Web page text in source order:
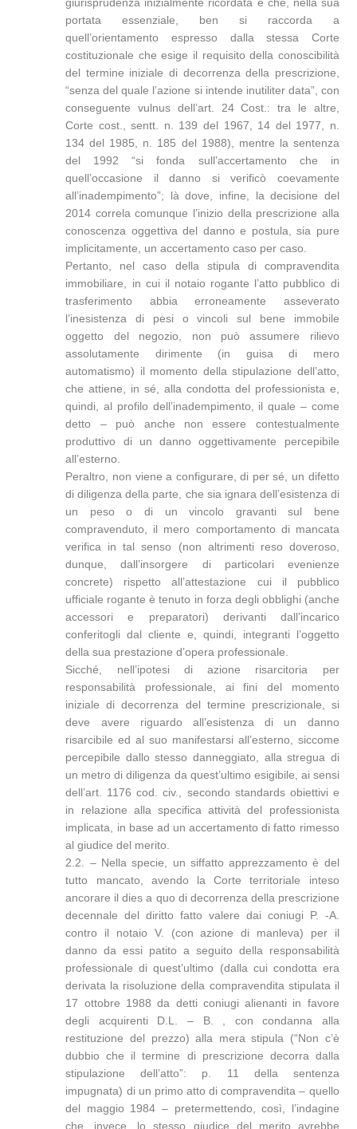
portata essenziale, ben si raccorda a
quell’orientamento espresso dalla stessa Corte
costituzionale che esige il requisito della conoscibilità
del termine iniziale di decorrenza della prescrizione,
“senza del quale l’azione si intende inutiliter data”, con
conseguente vulnus dell’art. 24 Cost.: tra le altre,
Corte cost., sentt. n. 139 del 1967, 14 del 1977, n.
134 del 1985, n. 185 del 1988), mentre la sentenza
del 1992 “si fonda sull’accertamento che in
quell’occasione il danno si verificò coevamente
all’inadempimento”; là dove, infine, la decisione del
2014 correla comunque l’inizio della prescrizione alla
conoscenza oggettiva del danno e postula, sia pure
implicitamente, un accertamento caso per caso.
Pertanto, nel caso della stipula di compravendita
immobiliare, in cui il notaio rogante l’atto pubblico di
trasferimento abbia erroneamente asseverato
l’inesistenza di pesi o vincoli sul bene immobile
oggetto del negozio, non può assumere rilievo
assolutamente dirimente (in guisa di mero
automatismo) il momento della stipulazione dell’atto,
che attiene, in sé, alla condotta del professionista e,
quindi, al profilo dell’inadempimento, il quale – come
detto – può anche non essere contestualmente
produttivo di un danno oggettivamente percepibile
all’esterno.
Peraltro, non viene a configurare, di per sé, un difetto
di diligenza della parte, che sia ignara dell’esistenza di
un peso o di un vincolo gravanti sul bene
compravenduto, il mero comportamento di mancata
verifica in tal senso (non altrimenti reso doveroso,
dunque, dall’insorgere di particolari evenienze
concrete) rispetto all’attestazione cui il pubblico
ufficiale rogante è tenuto in forza degli obblighi (anche
accessori e preparatori) derivanti dall’incarico
conferitogli dal cliente e, quindi, integranti l’oggetto
della sua prestazione d’opera professionale.
Sicché, nell’ipotesi di azione risarcitoria per
responsabilità professionale, ai fini del momento
iniziale di decorrenza del termine prescrizionale, si
deve avere riguardo all’esistenza di un danno
risarcibile ed al suo manifestarsi all’esterno, siccome
percepibile dallo stesso danneggiato, alla stregua di
un metro di diligenza da quest’ultimo esigibile, ai sensi
dell’art. 1176 cod. civ., secondo standards obiettivi e
in relazione alla specifica attività del professionista
implicata, in base ad un accertamento di fatto rimesso
al giudice del merito.
2.2. – Nella specie, un siffatto apprezzamento è del
tutto mancato, avendo la Corte territoriale inteso
ancorare il dies a quo di decorrenza della prescrizione
decennale del diritto fatto valere dai coniugi P. -A.
contro il notaio V. (con azione di manleva) per il
danno da essi patito a seguito della responsabilità
professionale di quest’ultimo (dalla cui condotta era
derivata la risoluzione della compravendita stipulata il
17 ottobre 1988 da detti coniugi alienanti in favore
degli acquirenti D.L. – B. , con condanna alla
restituzione del prezzo) alla mera stipula (“Non c’è
dubbio che il termine di prescrizione decorra dalla
stipulazione dell’atto”: p. 11 della sentenza
impugnata) di un primo atto di compravendita – quello
del maggio 1984 – pretermettendo, così, l’indagine
che, invece, lo stesso giudice del merito avrebbe